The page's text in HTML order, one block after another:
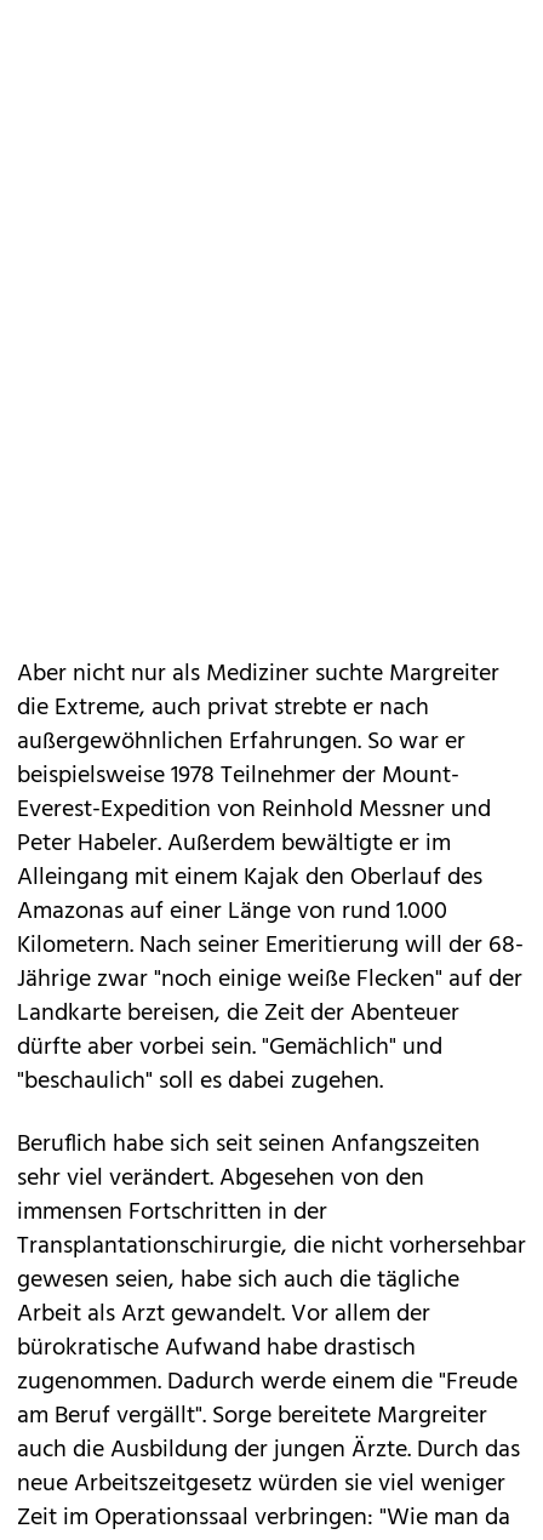
Aber nicht nur als Mediziner suchte Margreiter
die Extreme, auch privat strebte er nach
außergewöhnlichen Erfahrungen. So war er
beispielsweise 1978 Teilnehmer der Mount-
Everest-Expedition von Reinhold Messner und
Peter Habeler. Außerdem bewältigte er im
Alleingang mit einem Kajak den Oberlauf des
Amazonas auf einer Länge von rund 1.000
Kilometern. Nach seiner Emeritierung will der 68-
Jährige zwar "noch einige weiße Flecken" auf der
Landkarte bereisen, die Zeit der Abenteuer
dürfte aber vorbei sein. "Gemächlich" und
"beschaulich" soll es dabei zugehen.
Beruflich habe sich seit seinen Anfangszeiten
sehr viel verändert. Abgesehen von den
immensen Fortschritten in der
Transplantationschirurgie, die nicht vorhersehbar
gewesen seien, habe sich auch die tägliche
Arbeit als Arzt gewandelt. Vor allem der
bürokratische Aufwand habe drastisch
zugenommen. Dadurch werde einem die "Freude
am Beruf vergällt". Sorge bereitete Margreiter
auch die Ausbildung der jungen Ärzte. Durch das
neue Arbeitszeitgesetz würden sie viel weniger
Zeit im Operationssaal verbringen: "Wie man da